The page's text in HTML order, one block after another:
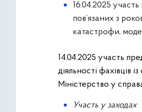
16.04.2025
пов’язаних з
катастрофи,
14.04.2025 участь
діяльності фахівців
Міністерство у
Участь у заходах